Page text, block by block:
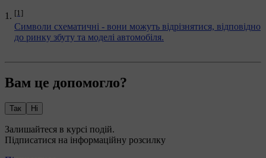
[1]
Символи схематичні - вони можуть відрізнятися, відповідно
до ринку збуту та моделі автомобіля.
Вам це допомогло?
Так Ні